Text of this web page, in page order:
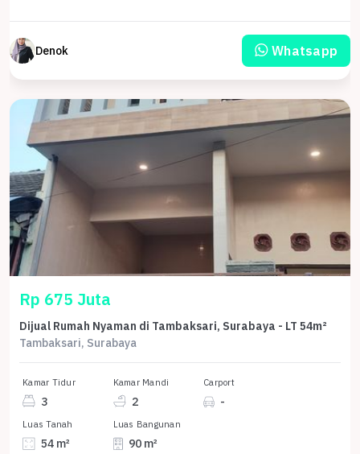
Denok Whatsapp
Rp 675 Juta
Dijual Rumah Nyaman di Tambaksari, Surabaya - LT 54m²
Tambaksari, Surabaya
Kamar Tidur
3
Kamar Mandi
2
Carport
-
Luas Tanah
54 m²
Luas Bangunan
90 m²